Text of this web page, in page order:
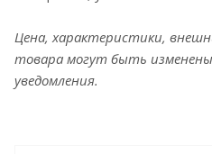
Цена, характеристики,
товара могут быть
уведомления.